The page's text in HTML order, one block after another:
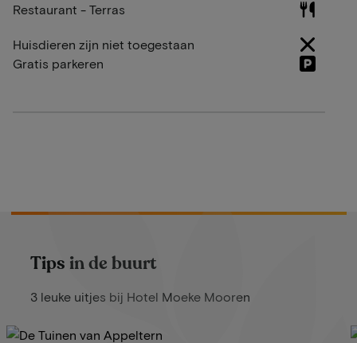
Restaurant - Terras
Huisdieren zijn niet toegestaan
Gratis parkeren
Tips in de buurt
3 leuke uitjes bij Hotel Moeke Mooren